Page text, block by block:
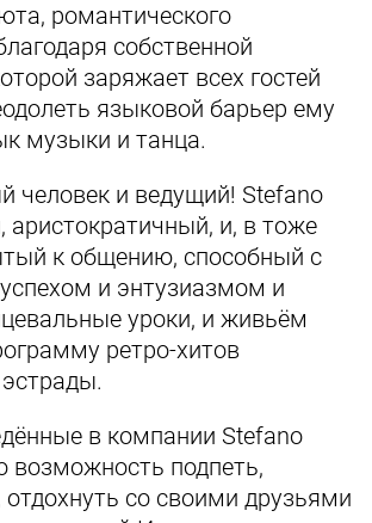
романтического
собственной
заряжает всех гостей
языковой барьер ему
музыки и танца.
человек и ведущий! Stefano
аристократичный, и, в тоже
к общению, способный с
и энтузиазмом и
уроки, и живьём
ретро-хитов
в компании Stefano
возможность подпеть,
отдохнуть со своими друзьями